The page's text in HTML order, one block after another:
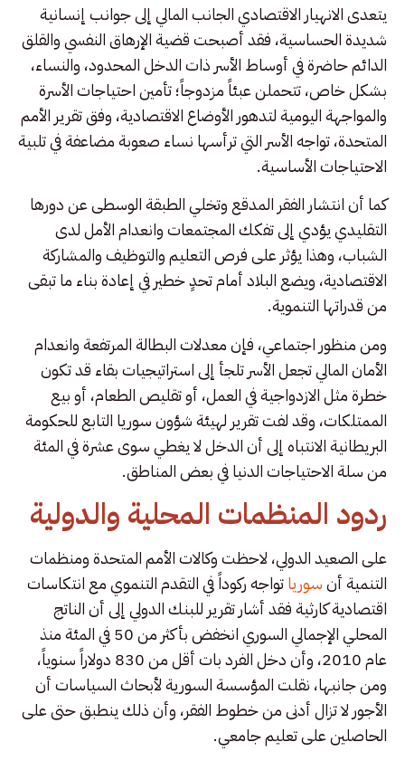
يتعدى الانهيار الاقتصادي الجانب المالي إلى جوانب إنسانية
شديدة الحساسية، فقد أصبحت قضية الإرهاق النفسي والقلق
الدائم حاضرة في أوساط الأسر ذات الدخل المحدود، والنساء،
بشكل خاص، تتحملن عبئاً مزدوجاً؛ تأمين احتياجات الأسرة
والمواجهة اليومية لتدهور الأوضاع الاقتصادية، وفق تقرير الأمم
المتحدة، تواجه الأسر التي ترأسها نساء صعوبة مضاعفة في تلبية
الاحتياجات الأساسية.
كما أن انتشار الفقر المدقع وتخلي الطبقة الوسطى عن دورها
التقليدي يؤدي إلى تفكك المجتمعات وانعدام الأمل لدى
الشباب، وهذا يؤثر على فرص التعليم والتوظيف والمشاركة
الاقتصادية، ويضع البلاد أمام تحدٍ خطير في إعادة بناء ما تبقى
من قدراتها التنموية.
ومن منظور اجتماعي، فإن معدلات البطالة المرتفعة وانعدام
الأمان المالي تجعل الأسر تلجأ إلى استراتيجيات بقاء قد تكون
خطرة مثل الازدواجية في العمل، أو تقليص الطعام، أو بيع
الممتلكات، وقد لفت تقرير لهيئة شؤون سوريا التابع للحكومة
البريطانية الانتباه إلى أن الدخل لا يغطي سوى عشرة في المئة
من سلة الاحتياجات الدنيا في بعض المناطق.
ردود المنظمات المحلية والدولية
على الصعيد الدولي، لاحظت وكالات الأمم المتحدة ومنظمات
التنمية أنسورياتواجه ركوداً في التقدم التنموي مع انتكاسات
اقتصادية كارثية فقد أشار تقرير للبنك الدولي إلى أن الناتج
المحلي الإجمالي السوري انخفض بأكثر من 50 في المئة منذ
عام 2010، وأن دخل الفرد بات أقل من 830 دولاراً سنوياً،
ومن جانبها، نقلت المؤسسة السورية لأبحاث السياسات أن
الأجور لا تزال أدنى من خطوط الفقر، وأن ذلك ينطبق حتى على
الحاصلين على تعليم جامعي.